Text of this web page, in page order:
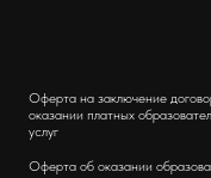
Оферта на заключение
оказании платных
услуг
Оферта об оказании